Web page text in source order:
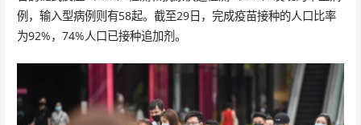
例，输入型病例则有58起。截至29日，完成疫苗接种的人口比率
为92%，74%人口已接种追加剂。